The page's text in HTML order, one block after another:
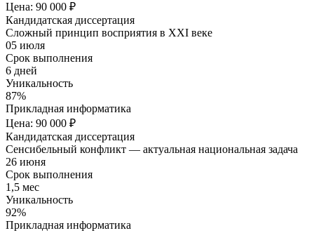
Цена: 90 000 ₽
Кандидатская диссертация
Сложный принцип восприятия в XXI веке
05 июля
Срок выполнения
6 дней
Уникальность
87%
Прикладная информатика
Цена: 90 000 ₽
Кандидатская диссертация
Сенсибельный конфликт — актуальная национальная задача
26 июня
Срок выполнения
1,5 мес
Уникальность
92%
Прикладная информатика